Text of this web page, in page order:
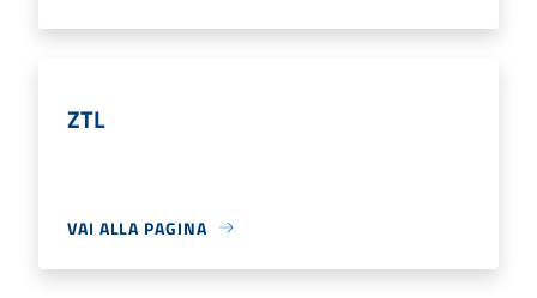
ZTL
VAI ALLA PAGINA